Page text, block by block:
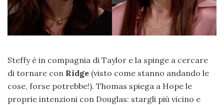
Steffy è in compagnia di Taylor e la spinge a cercare
di tornare con Ridge (visto come stanno andando le
cose, forse potrebbe!). Thomas spiega a Hope le
proprie intenzioni con Douglas: stargli più vicino e